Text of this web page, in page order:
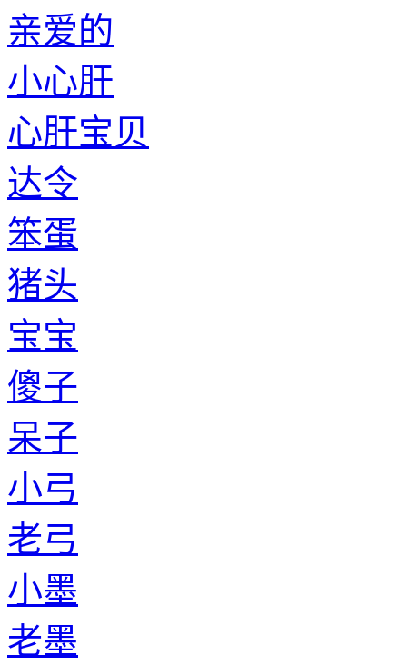
亲爱的
小心肝
心肝宝贝
达令
笨蛋
猪头
宝宝
傻子
呆子
小弓
老弓
小墨
老墨